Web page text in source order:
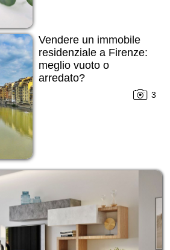
Vendere un immobile
residenziale a Firenze:
meglio vuoto o
arredato?
3